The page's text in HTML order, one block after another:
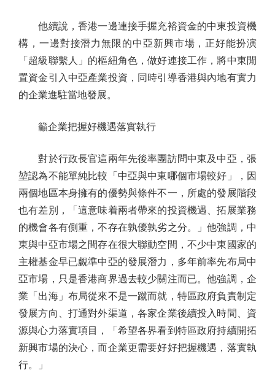
他續說，香港一邊連接手握充裕資金的中東投資機
構，一邊對接潛力無限的中亞新興市場，正好能扮演
「超級聯繫人」的樞紐角色，做好連接工作，將中東閒
置資金引入中亞產業投資，同時引導香港與內地有實力
的企業進駐當地發展。
籲企業把握好機遇落實執行
對於行政長官這兩年先後率團訪問中東及中亞，張
堃認為不能單純比較「中亞與中東哪個市場較好」，因
兩個地區本身擁有的優勢與條件不一，所處的發展階段
也有差別，「這意味着兩者帶來的投資機遇、拓展業務
的機會各有側重，不存在孰優孰劣之分。」他強調，中
東與中亞市場之間存在很大聯動空間，不少中東國家的
主權基金早已覷準中亞的發展潛力，多年前率先布局中
亞市場，只是香港商界過去較少關注而已。他強調，企
業「出海」布局從來不是一蹴而就，特區政府負責制定
發展方向、打通對外渠道，各家企業後續投入時間、資
源與心力落實項目，「希望各界看到特區政府持續開拓
新興市場的決心，而企業更需要好好把握機遇，落實執
行。」